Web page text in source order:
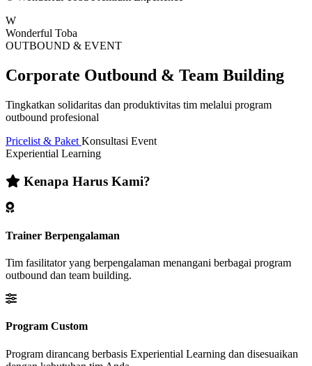
W
Wonderful Toba
OUTBOUND & EVENT
Corporate Outbound & Team Building
Tingkatkan solidaritas dan produktivitas tim melalui program
outbound profesional
Pricelist & Paket Konsultasi Event
Experiential Learning
Kenapa Harus Kami?
Trainer Berpengalaman
Tim fasilitator yang berpengalaman menangani berbagai program
outbound dan team building.
Program Custom
Program dirancang berbasis Experiential Learning dan disesuaikan